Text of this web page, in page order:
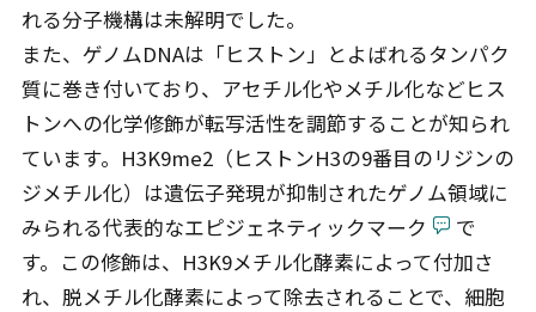
れる分子機構は未解明でした。
また、ゲノムDNAは「ヒストン」とよばれるタンパク
質に巻き付いており、アセチル化やメチル化などヒス
トンへの化学修飾が転写活性を調節することが知られ
ています。H3K9me2（ヒストンH3の9番目のリジンの
ジメチル化）は遺伝子発現が抑制されたゲノム領域に
みられる代表的なエピジェネティックマーク
で
す。この修飾は、H3K9メチル化酵素によって付加さ
れ、脱メチル化酵素によって除去されることで、細胞